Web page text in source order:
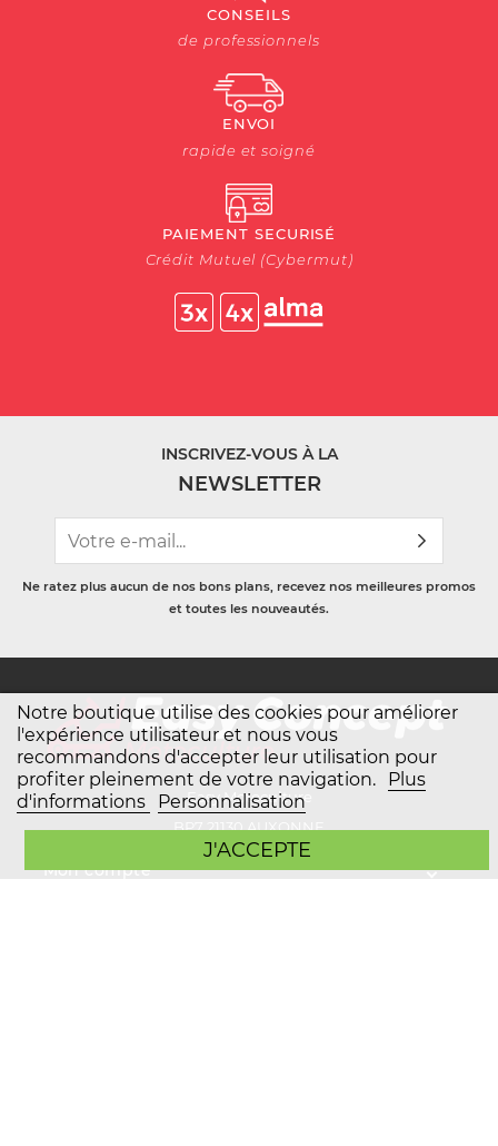
Notre boutique utilise des cookies pour améliorer
l'expérience utilisateur et nous vous
recommandons d'accepter leur utilisation pour
profiter pleinement de votre navigation.
Plus
d'informations
Personnalisation
J'ACCEPTE
CONSEILS
de professionnels
ENVOI
rapide et soigné
PAIEMENT SECURISÉ
Crédit Mutuel (Cybermut)
INSCRIVEZ-VOUS À LA
NEWSLETTER
Ne ratez plus aucun de nos bons plans, recevez nos meilleures promos
et toutes les nouveautés.
Easy Motoculture
BP7 21130 AUXONNE
Mon compte